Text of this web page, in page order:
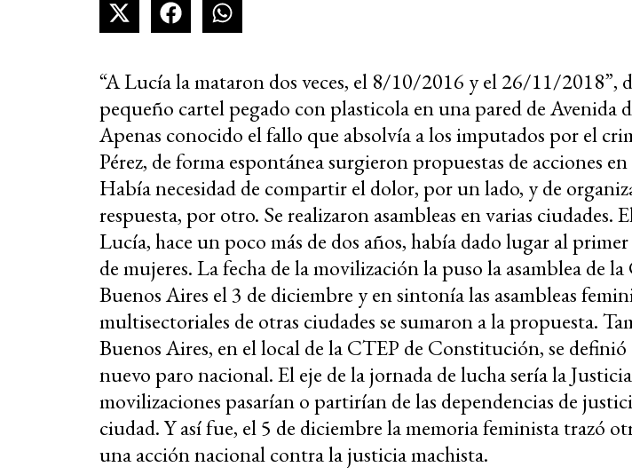
“A Lucía la mataron dos veces, el 8/10/2016 y el 26/11/2018”,
pequeño cartel pegado con plasticola en una pared de Avenida
Apenas conocido el fallo que absolvía a los imputados por el
Pérez, de forma espontánea surgieron propuestas de acciones
Había necesidad de compartir el dolor, por un lado, y de
respuesta, por otro. Se realizaron asambleas en varias ciudades.
Lucía, hace un poco más de dos años, había dado lugar al
de mujeres. La fecha de la movilización la puso la asamblea de
Buenos Aires el 3 de diciembre y en sintonía las asambleas
multisectoriales de otras ciudades se sumaron a la propuesta.
Buenos Aires, en el local de la CTEP de Constitución, se definió
nuevo paro nacional. El eje de la jornada de lucha sería la
movilizaciones pasarían o partirían de las dependencias de
ciudad. Y así fue, el 5 de diciembre la memoria feminista trazó
una acción nacional contra la justicia machista.